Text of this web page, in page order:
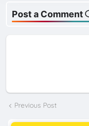
Post a Comment
Previous Post